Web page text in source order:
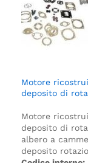
Motore
deposito di
Motore
deposito di
albero a camme
deposito